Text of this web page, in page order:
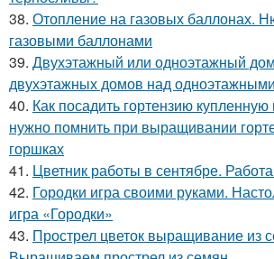
38. Отопление на газовых баллонах.
газовыми баллонами
39. Двухэтажный или одноэтажный
двухэтажных домов над одноэтажными
40. Как посадить гортензию
нужно помнить при выращивании
горшках
41. Цветник работы в сентябре.
42. Городки игра своими руками.
игра «Городки»
43. Прострел цветок выращивание из